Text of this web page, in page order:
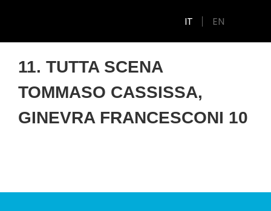
IT EN
11. TUTTA SCENA
TOMMASO CASSISSA,
GINEVRA FRANCESCONI 10